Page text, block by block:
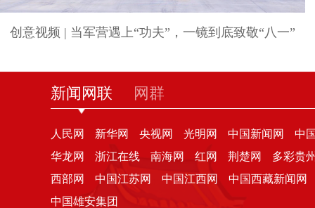
创意视频 | 当军营遇上“功夫”，一镜到底致敬“八一”
新闻网联 网群
人民网 新华网 央视网 光明网 中国新闻网
中
华龙网
浙江在线 南海网 红网 荆楚网
多彩贵
西部网
中国江苏网 中国江西网
中国西藏新闻网
中国雄安集团